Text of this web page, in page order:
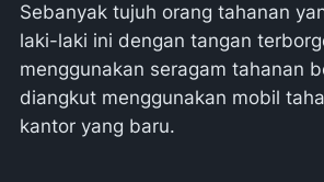
Sebanyak tujuh orang tahanan
laki-laki ini dengan tangan
menggunakan seragam tahanan
diangkut menggunakan mobil
kantor yang baru.